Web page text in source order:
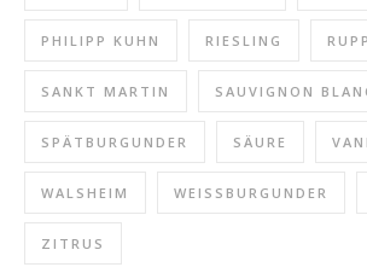
PHILIPP KUHN RIESLING
SANKT MARTIN SAUVIGNON
SPÄTBURGUNDER SÄURE
WALSHEIM WEISSBURGUNDER
ZITRUS